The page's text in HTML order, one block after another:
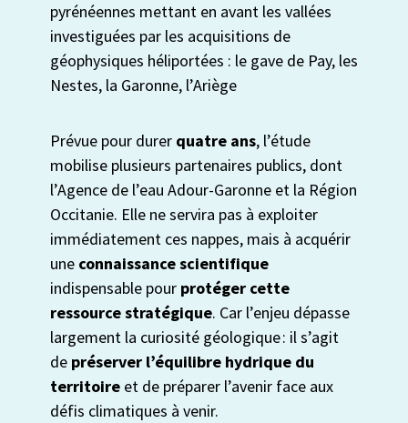
pyrénéennes mettant en avant les vallées
investiguées par les acquisitions de
géophysiques héliportées : le gave de Pay, les
Nestes, la Garonne, l’Ariège
Prévue pour durer quatre ans, l’étude
mobilise plusieurs partenaires publics, dont
l’Agence de l’eau Adour-Garonne et la Région
Occitanie. Elle ne servira pas à exploiter
immédiatement ces nappes, mais à acquérir
une connaissance scientifique
indispensable pour protéger cette
ressource stratégique. Car l’enjeu dépasse
largement la curiosité géologique : il s’agit
de préserver l’équilibre hydrique du
territoireet de préparer l’avenir face aux
défis climatiques à venir.